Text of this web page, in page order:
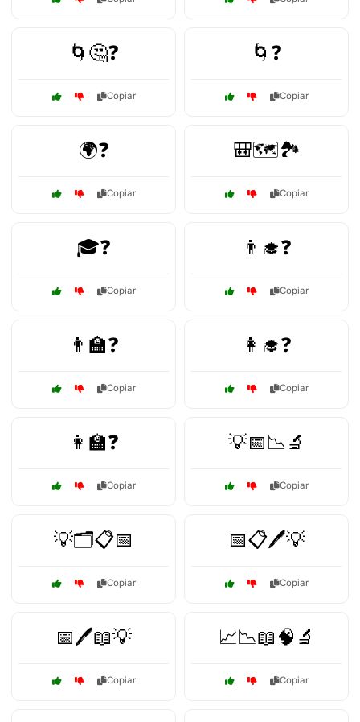
🌀🤔❓
Copiar
🌀❓
Copiar
🌍❓
Copiar
🎒🗺️🏞️
Copiar
🎓❓
Copiar
👨‍🎓❓
Copiar
👨‍🏫❓
Copiar
👩‍🎓❓
Copiar
👩‍🏫❓
Copiar
💡📅📉🔬
Copiar
💡🗂️📋📅
Copiar
📅📋🖊️💡
Copiar
📅🖊️📖💡
Copiar
📈📉📖🧠🔬
Copiar